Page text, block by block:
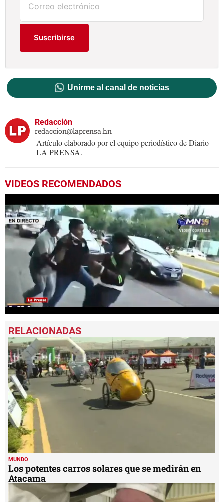
Suscribirse
Unirme al canal de noticias
Redacción
redaccion@laprensa.hn
Artículo elaborado por el equipo periodístico de Diario
LA PRENSA.
VIDEOS RECOMENDADOS
seconds
of
1
minute,
5
seconds
MUNDO
Los potentes carros solares que se medirán en
Atacama